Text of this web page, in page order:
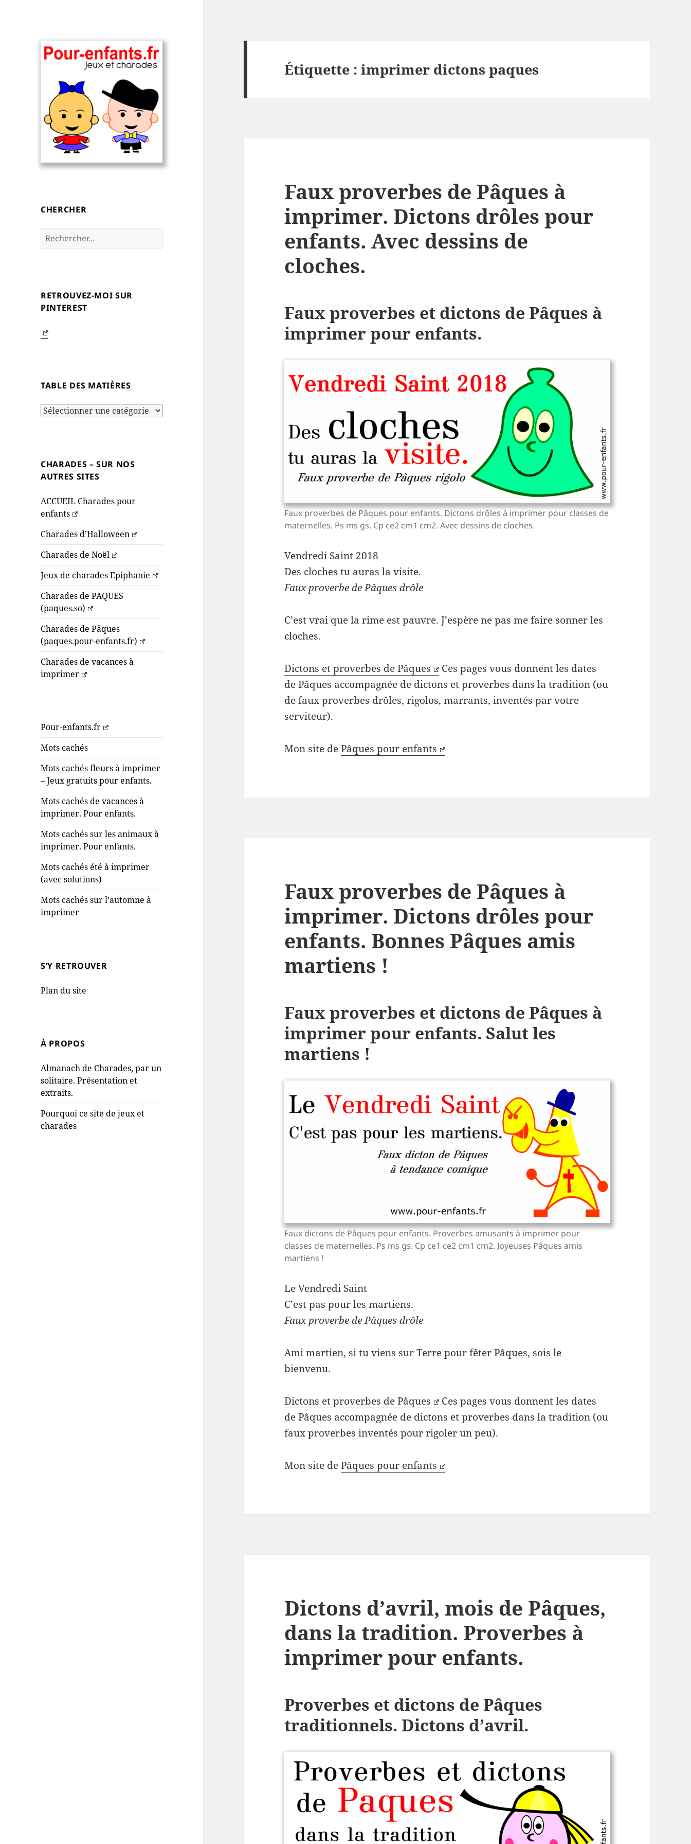
devinettes, pour
enfants.
CHERCHER
Rechercher :
RETROUVEZ-MOI SUR
PINTEREST
TABLE DES MATIÈRES
Table
CHARADES – SUR NOS
AUTRES SITES
ACCUEIL Charades pour
enfants
Charades d’Halloween
Charades de Noël
Jeux de charades Epiphanie
Charades de PAQUES
(paques.so)
Charades de Pâques
(paques.pour-enfants.fr)
Charades de vacances à
imprimer
Pour-enfants.fr
Mots cachés
Mots cachés fleurs à imprimer
– Jeux gratuits pour enfants.
Mots cachés de vacances à
imprimer. Pour enfants.
Mots cachés sur les animaux à
imprimer. Pour enfants.
Mots cachés été à imprimer
(avec solutions)
Mots cachés sur l’automne à
imprimer
S’Y RETROUVER
Plan du site
À PROPOS
Almanach de Charades, par un
solitaire. Présentation et
extraits.
Pourquoi ce site de jeux et
charades
Étiquette :imprimer dictons paques
Faux proverbes de Pâques à
imprimer. Dictons drôles pour
enfants. Avec dessins de
cloches.
Faux proverbes et dictons de Pâques à
imprimer pour enfants.
Faux proverbes de Pâques pour enfants. Dictons drôles à imprimer pour classes de
maternelles. Ps ms gs. Cp ce2 cm1 cm2. Avec dessins de cloches.
Vendredi Saint 2018
Des cloches tu auras la visite.
Faux proverbe de Pâques drôle
C’est vrai que la rime est pauvre. J’espère ne pas me faire sonner les
cloches.
Dictons et proverbes de Pâques
Ces pages vous donnent les dates
de Pâques accompagnée de dictons et proverbes dans la tradition (ou
de faux proverbes drôles, rigolos, marrants, inventés par votre
serviteur).
Mon site dePâques pour enfants
Faux proverbes de Pâques à
imprimer. Dictons drôles pour
enfants. Bonnes Pâques amis
martiens !
Faux proverbes et dictons de Pâques à
imprimer pour enfants. Salut les
martiens !
Faux dictons de Pâques pour enfants. Proverbes amusants à imprimer pour
classes de maternelles. Ps ms gs. Cp ce1 ce2 cm1 cm2. Joyeuses Pâques amis
martiens !
Le Vendredi Saint
C’est pas pour les martiens.
Faux proverbe de Pâques drôle
Ami martien, si tu viens sur Terre pour fêter Pâques, sois le
bienvenu.
Dictons et proverbes de Pâques
Ces pages vous donnent les dates
de Pâques accompagnée de dictons et proverbes dans la tradition (ou
faux proverbes inventés pour rigoler un peu).
Mon site dePâques pour enfants
Dictons d’avril, mois de Pâques,
dans la tradition. Proverbes à
imprimer pour enfants.
Proverbes et dictons de Pâques
traditionnels. Dictons d’avril.